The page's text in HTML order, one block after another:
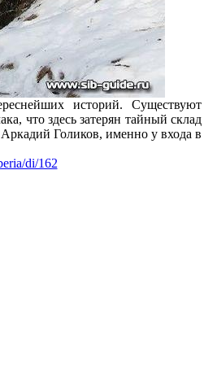
историй. Существуют
что здесь затерян тайный склад
Голиков, именно у входа в
di/162